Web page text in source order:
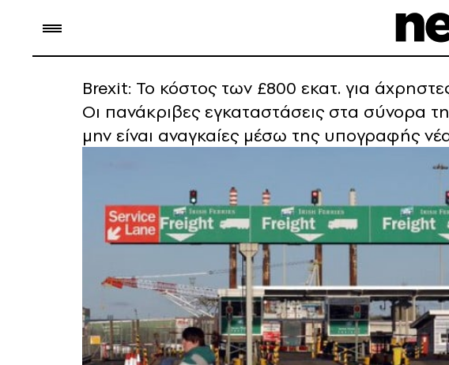
Βrexit: Το κόστος των £800 εκατ. για
Οι πανάκριβες εγκαταστάσεις στα σύνορα
μην είναι αναγκαίες μέσω της υπογραφής